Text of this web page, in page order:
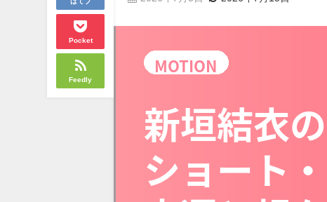
Pocket
Feedly